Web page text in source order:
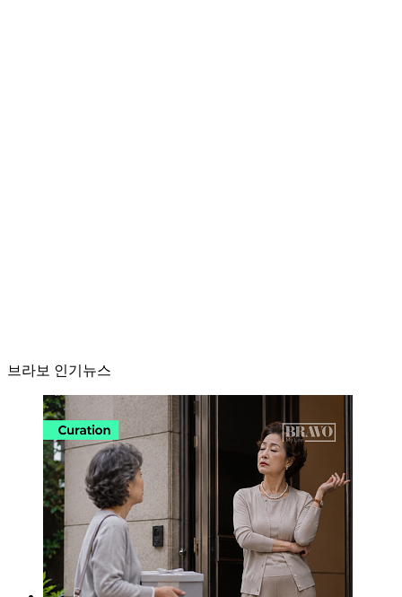
브라보 인기뉴스